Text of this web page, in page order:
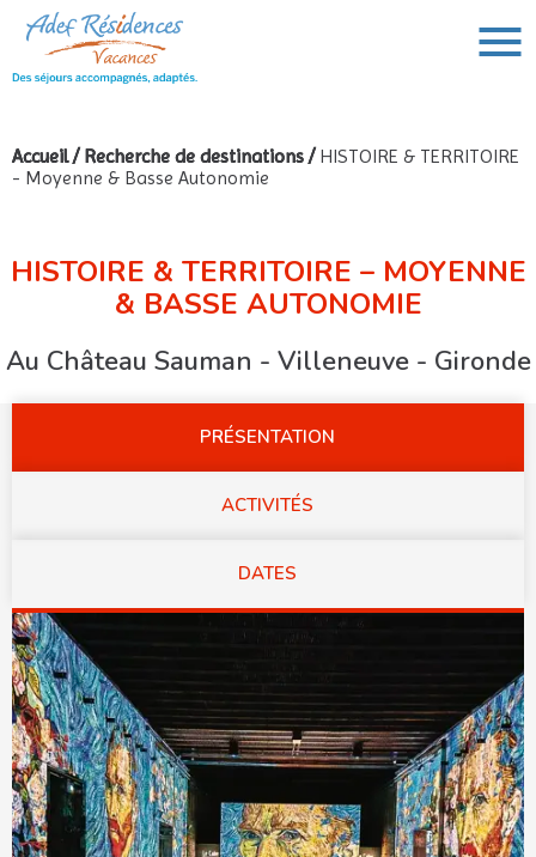
Accueil/Recherche de destinations /HISTOIRE & TERRITOIRE
- Moyenne & Basse Autonomie
HISTOIRE & TERRITOIRE – MOYENNE
& BASSE AUTONOMIE
Au Château Sauman - Villeneuve - Gironde
PRÉSENTATION
ACTIVITÉS
DATES
VOUS AVEZ UN PROJET DE VOYAGE,